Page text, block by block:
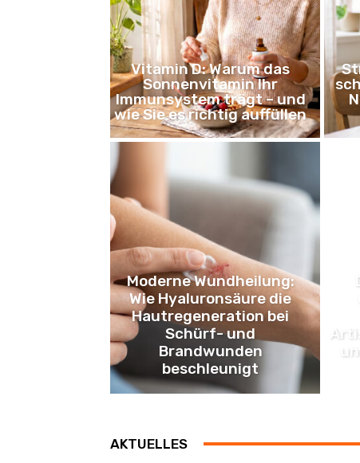
Vitamin D: Warum das
Sonnenvitamin Ihr
Immunsystem trägt – und
wie Sie es richtig auffüllen
Moderne Wundheilung:
Wie Hyaluronsäure die
Hautregeneration bei
Schürf- und
Brandwunden
beschleunigt
AKTUELLES